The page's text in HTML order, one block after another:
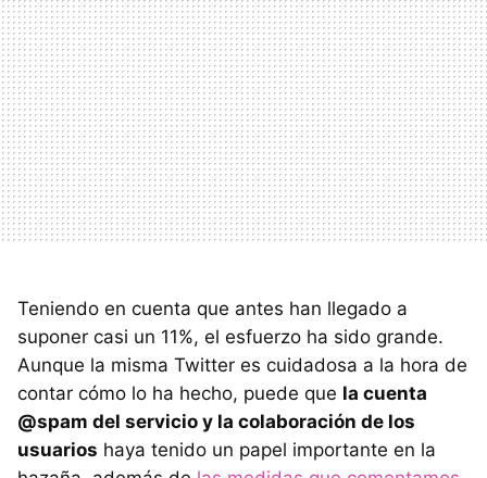
Teniendo en cuenta que antes han llegado a
suponer casi un 11%, el esfuerzo ha sido grande.
Aunque la misma Twitter es cuidadosa a la hora de
contar cómo lo ha hecho, puede que la cuenta
@spam del servicio y la colaboración de los
usuarios haya tenido un papel importante en la